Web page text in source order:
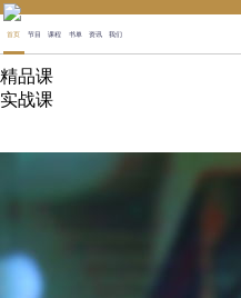
首页 节目 课程 书单 资讯 我们
精品课
实战课